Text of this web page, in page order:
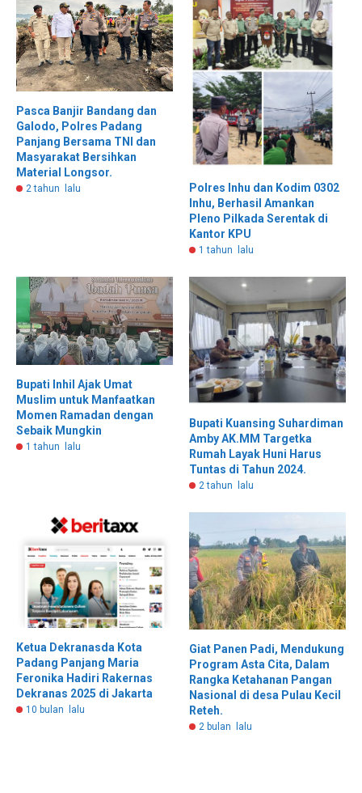
Pasca Banjir Bandang dan
Galodo, Polres Padang
Panjang Bersama TNI dan
Masyarakat Bersihkan
Material Longsor.
2 tahun lalu
Polres Inhu dan Kodim 0302
Inhu, Berhasil Amankan
Pleno Pilkada Serentak di
Kantor KPU
1 tahun lalu
Bupati Inhil Ajak Umat
Muslim untuk Manfaatkan
Momen Ramadan dengan
Sebaik Mungkin
1 tahun lalu
Bupati Kuansing Suhardiman
Amby AK.MM Targetka
Rumah Layak Huni Harus
Tuntas di Tahun 2024.
2 tahun lalu
Ketua Dekranasda Kota
Padang Panjang Maria
Feronika Hadiri Rakernas
Dekranas 2025 di Jakarta
10 bulan lalu
Giat Panen Padi, Mendukung
Program Asta Cita, Dalam
Rangka Ketahanan Pangan
Nasional di desa Pulau Kecil
Reteh.
2 bulan lalu